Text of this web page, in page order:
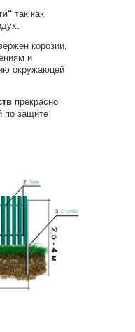
так как
корозии,
и
окружаюцей
прекрасно
по защите